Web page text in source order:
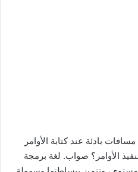
بادئة عند كتابة الأوامر
الأوامر؟ صواب. لغة برمجة